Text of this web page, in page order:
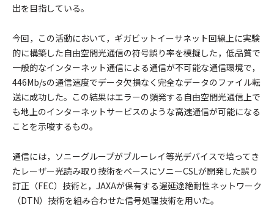
出を目指している。
今回，この活動において，ギガビットイーサネット回線上に実験
的に構築した自由空間光通信の符号誤り率を模擬した，低品質で
一般的なインターネット通信による通信が不可能な通信環境で，
446Mb/sの通信速度でデータ欠損なく完全なデータのファイル転
送に成功した。この結果はエラーの頻発する自由空間光通信上で
も地上のインターネットサービスのような高速通信が可能になる
ことを示唆するもの。
通信には，ソニーグループがブルーレイ等光デバイスで培ってき
たレーザー光読み取り技術をベースにソニーCSLが開発した誤り
訂正（FEC）技術と，JAXAが保有する遅延途絶耐性ネットワーク
（DTN）技術を組み合わせた信号処理技術を用いた。